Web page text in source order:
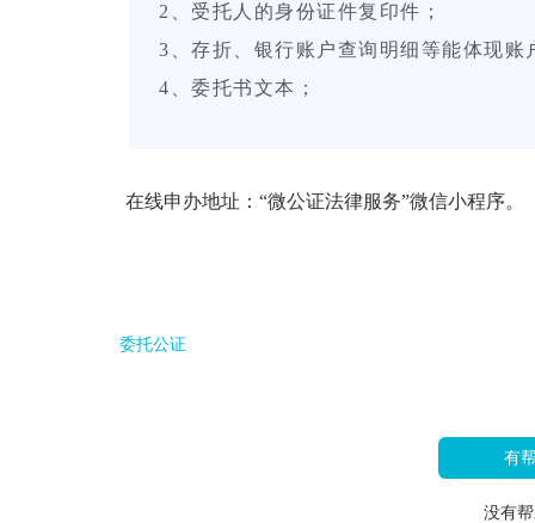
2、受托人的身份证件复印件；
3、存折、银行账户查询明细等能体现账
4、委托书文本；
在线申办地址：“微公证法律服务”微信小程序。
委托公证
有
没有